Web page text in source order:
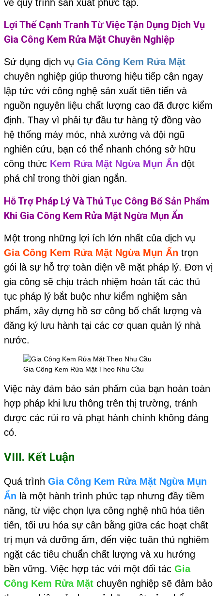
về quy trình sản xuất phức tạp.
Lợi Thế Cạnh Tranh Từ Việc Tận Dụng Dịch Vụ
Gia Công Kem Rửa Mặt Chuyên Nghiệp
Sử dụng dịch vụ Gia Công Kem Rửa Mặt
chuyên nghiệp giúp thương hiệu tiếp cận ngay
lập tức với công nghệ sản xuất tiên tiến và
nguồn nguyên liệu chất lượng cao đã được kiểm
định. Thay vì phải tự đầu tư hàng tỷ đồng vào
hệ thống máy móc, nhà xưởng và đội ngũ
nghiên cứu, bạn có thể nhanh chóng sở hữu
công thức Kem Rửa Mặt Ngừa Mụn Ẩn đột
phá chỉ trong thời gian ngắn.
Hỗ Trợ Pháp Lý Và Thủ Tục Công Bố Sản Phẩm
Khi Gia Công Kem Rửa Mặt Ngừa Mụn Ẩn
Một trong những lợi ích lớn nhất của dịch vụ
Gia Công Kem Rửa Mặt Ngừa Mụn Ẩn trọn
gói là sự hỗ trợ toàn diện về mặt pháp lý. Đơn vị
gia công sẽ chịu trách nhiệm hoàn tất các thủ
tục pháp lý bắt buộc như kiểm nghiệm sản
phẩm, xây dựng hồ sơ công bố chất lượng và
đăng ký lưu hành tại các cơ quan quản lý nhà
nước.
Gia Công Kem Rửa Mặt Theo Nhu Cầu
Việc này đảm bảo sản phẩm của bạn hoàn toàn
hợp pháp khi lưu thông trên thị trường, tránh
được các rủi ro và phạt hành chính không đáng
có.
VIII. Kết Luận
Quá trình Gia Công Kem Rửa Mặt Ngừa Mụn
Ẩn là một hành trình phức tạp nhưng đầy tiềm
năng, từ việc chọn lựa công nghệ nhũ hóa tiên
tiến, tối ưu hóa sự cân bằng giữa các hoạt chất
trị mụn và dưỡng ẩm, đến việc tuân thủ nghiêm
ngặt các tiêu chuẩn chất lượng và xu hướng
bền vững. Việc hợp tác với một đối tác Gia
Công Kem Rửa Mặt chuyên nghiệp sẽ đảm bảo